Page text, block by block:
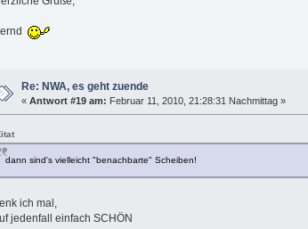
Re: NWA, es geht zuende
« Antwort #19 am: Februar 11, 2010, 21:28:31 Nachmittag »
dann sind's vielleicht "benachbarte" Scheiben!
ich mal,
jedenfall einfach SCHÖN